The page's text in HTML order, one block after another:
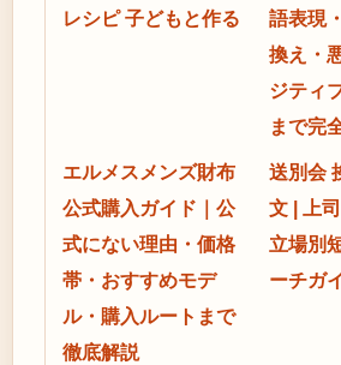
レシピ 子どもと作る
語表現
換え・
ジティ
まで完
エルメスメンズ財布
公式購入ガイド｜公
式にない理由・価格
帯・おすすめモデ
ル・購入ルートまで
徹底解説
送別会
文 | 上
立場別
ーチガ